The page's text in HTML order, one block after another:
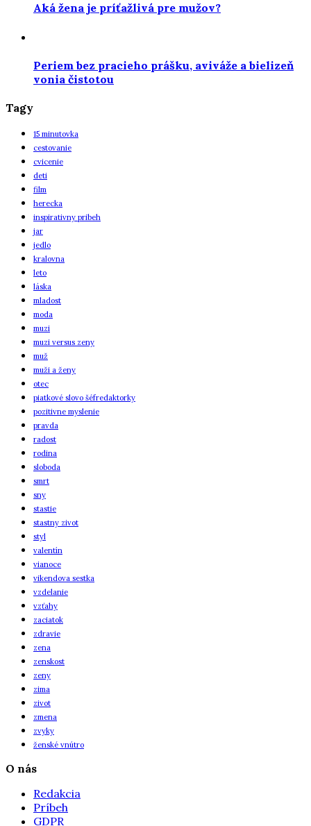
Aká žena je príťažlivá pre mužov?
Periem bez pracieho prášku, aviváže a bielizeň
vonia čistotou
Tagy
15 minutovka
cestovanie
cvicenie
deti
film
herecka
inspirativny pribeh
jar
jedlo
kralovna
leto
láska
mladost
moda
muzi
muzi versus zeny
muž
muži a ženy
otec
piatkové slovo šéfredaktorky
pozitivne myslenie
pravda
radost
rodina
sloboda
smrt
sny
stastie
stastny zivot
styl
valentín
vianoce
vikendova sestka
vzdelanie
vzťahy
zaciatok
zdravie
zena
zenskost
zeny
zima
zivot
zmena
zvyky
ženské vnútro
O nás
Redakcia
Príbeh
GDPR